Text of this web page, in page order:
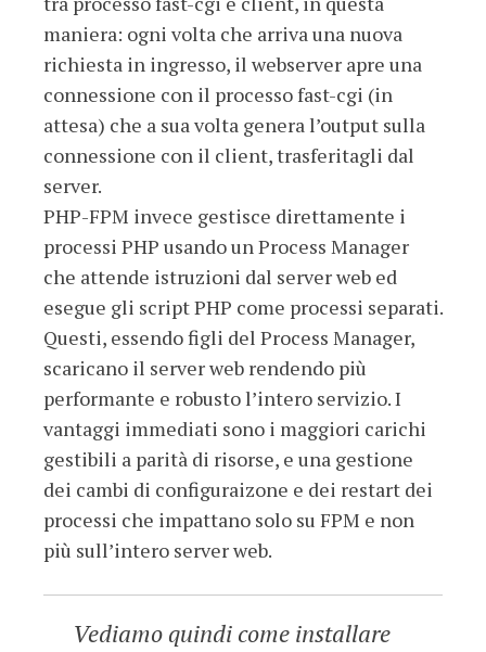
maniera: ogni volta che arriva una nuova
richiesta in ingresso, il webserver apre una
connessione con il processo fast-cgi (in
attesa) che a sua volta genera l’output sulla
connessione con il client, trasferitagli dal
server.
PHP-FPM invece gestisce direttamente i
processi PHP usando un Process Manager
che attende istruzioni dal server web ed
esegue gli script PHP come processi separati.
Questi, essendo figli del Process Manager,
scaricano il server web rendendo più
performante e robusto l’intero servizio. I
vantaggi immediati sono i maggiori carichi
gestibili a parità di risorse, e una gestione
dei cambi di configuraizone e dei restart dei
processi che impattano solo su FPM e non
più sull’intero server web.
Vediamo quindi come installare